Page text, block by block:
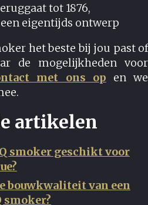
tot 1876,
eigentijds ontwerp
het beste bij jou past of
de mogelijkheden voor
met ons op en we
artikelen
smoker geschikt voor
bouwkwaliteit van een
smoker?